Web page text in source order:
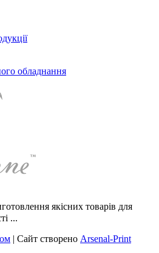
обладнання
якісних товарів для
...
| Сайт створено Arsenal-Print